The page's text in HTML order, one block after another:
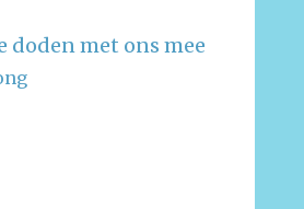
doden met ons mee